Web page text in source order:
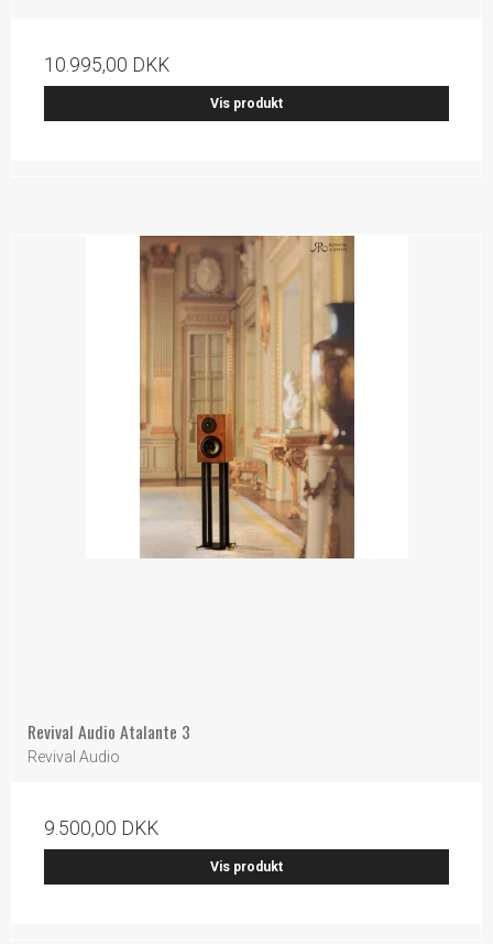
10.995,00 DKK
Vis produkt
Revival Audio Atalante 3
Revival Audio
9.500,00 DKK
Vis produkt